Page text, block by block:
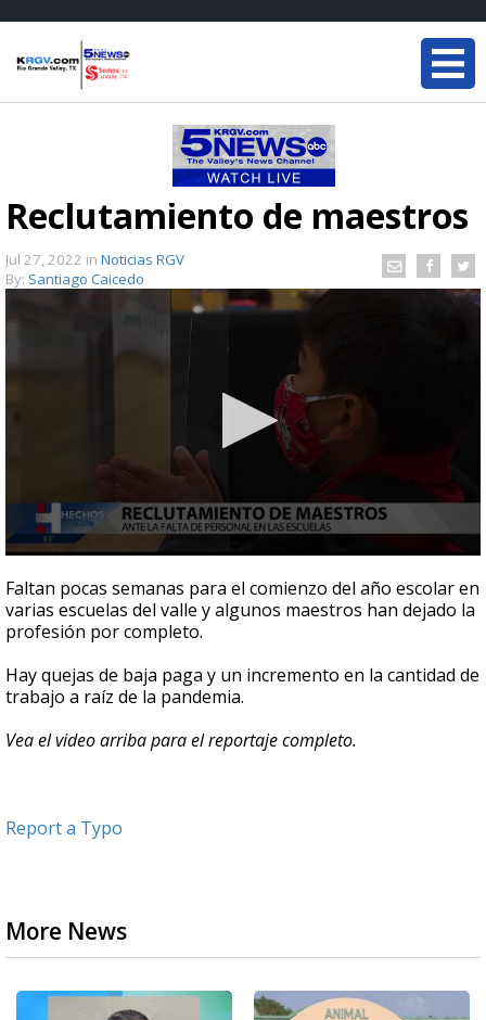
Reclutamiento de maestros
Jul 27, 2022 in Noticias RGV
By: Santiago Caicedo
seconds
of
2
minutes,
seconds
Faltan pocas semanas para el comienzo del año escolar en
varias escuelas del valle y algunos maestros han dejado la
profesión por completo.
Hay quejas de baja paga y un incremento en la cantidad de
trabajo a raíz de la pandemia.
Vea el video arriba para el reportaje completo.
Report a Typo
More News